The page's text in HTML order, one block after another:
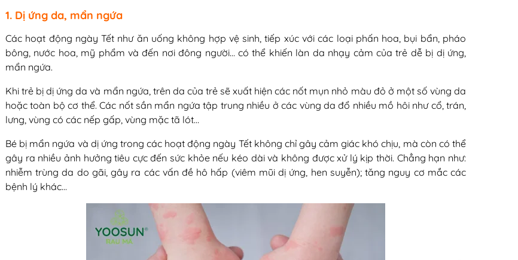
1. Dị ứng da, mẩn ngứa
Các hoạt động ngày Tết như ăn uống không hợp vệ sinh, tiếp xúc với các loại phấn hoa, bụi bẩn, pháo
bông, nước hoa, mỹ phẩm và đến nơi đông người… có thể khiến làn da nhạy cảm của trẻ dễ bị dị ứng,
mẩn ngứa.
Khi trẻ bị dị ứng da và mẩn ngứa, trên da của trẻ sẽ xuất hiện các nốt mụn nhỏ màu đỏ ở một số vùng da
hoặc toàn bộ cơ thể. Các nốt sần mẩn ngứa tập trung nhiều ở các vùng da đổ nhiều mồ hôi như cổ, trán,
lưng, vùng có các nếp gấp, vùng mặc tã lót…
Bé bị mẩn ngứa và dị ứng trong các hoạt động ngày Tết không chỉ gây cảm giác khó chịu, mà còn có thể
gây ra nhiều ảnh hưởng tiêu cực đến sức khỏe nếu kéo dài và không được xử lý kịp thời. Chẳng hạn như:
nhiễm trùng da do gãi, gây ra các vấn đề hô hấp (viêm mũi dị ứng, hen suyễn); tăng nguy cơ mắc các
bệnh lý khác…